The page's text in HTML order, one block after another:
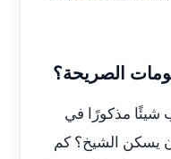
الصريحة؟
شيئًا مذكورًا في
يسكن الشيخ؟ كم